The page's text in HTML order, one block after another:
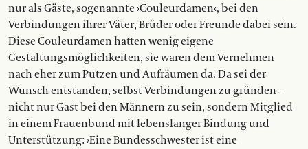
nur als Gäste, sogenannte ›Couleurdamen‹, bei den
Verbindungen ihrer Väter, Brüder oder Freunde dabei sein.
Diese Couleurdamen hatten wenig eigene
Gestaltungsmöglichkeiten, sie waren dem Vernehmen
nach eher zum Putzen und Aufräumen da. Da sei der
Wunsch entstanden, selbst Verbindungen zu gründen –
nicht nur Gast bei den Männern zu sein, sondern Mitglied
in einem Frauenbund mit lebenslanger Bindung und
Unterstützung: ›Eine Bundesschwester ist eine